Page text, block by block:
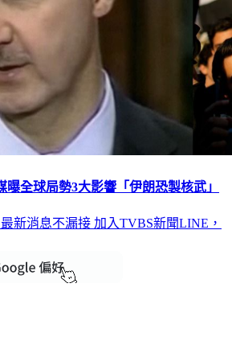
全球局勢3大影響「伊朗恐製核武」
新消息不漏接 加入TVBS新聞LINE，